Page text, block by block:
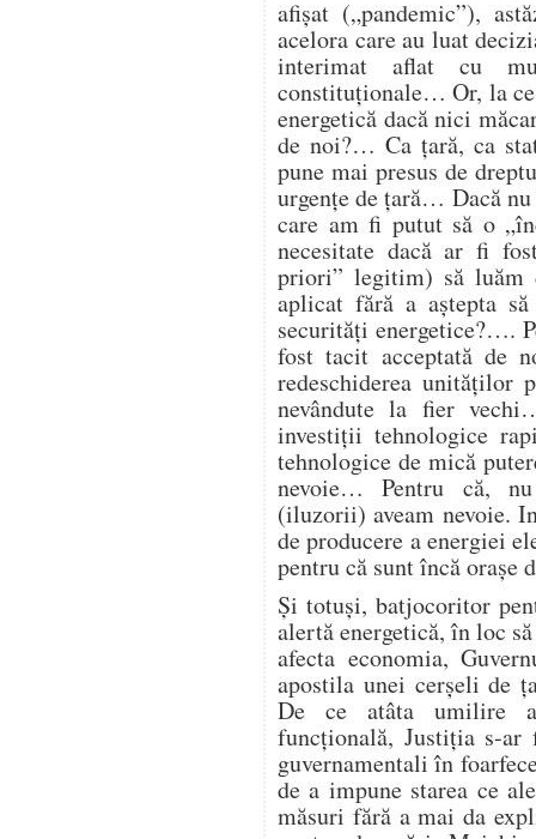
afișat („pandemic”),
acelora care au luat
interimat aflat cu
constituționale… Or, la
energetică dacă nici
de noi?… Ca țară, ca
pune mai presus de
urgențe de țară… Dacă
care am fi putut să o
necesitate dacă ar fi
priori” legitim) să luăm
aplicat fără a aștepta
securități energetice?….
fost tacit acceptată de
redeschiderea unităților
nevândute la fier
investiții tehnologice
tehnologice de mică
nevoie… Pentru că,
(iluzorii) aveam nevoie.
de producere a energiei
pentru că sunt încă orașe
Și totuși, batjocoritor
alertă energetică, în loc
afecta economia,
apostila unei cerșeli de
De ce atâta umilire
funcțională, Justiția s-
guvernamentali în
de a impune starea ce
măsuri fără a mai da